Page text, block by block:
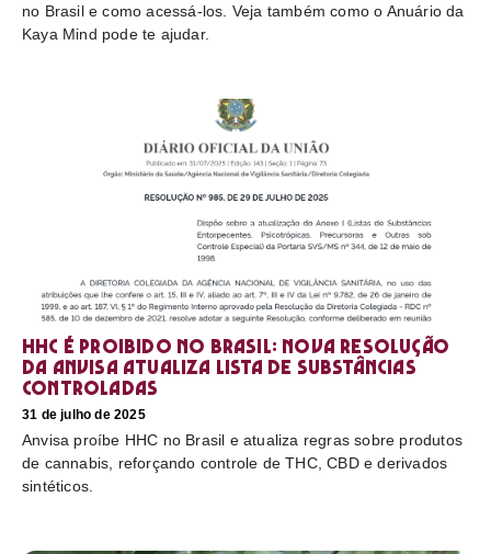
no Brasil e como acessá-los. Veja também como o Anuário da
Kaya Mind pode te ajudar.
HHC é proibido no Brasil: nova resolução
da Anvisa atualiza lista de substâncias
controladas
31 de julho de 2025
Anvisa proíbe HHC no Brasil e atualiza regras sobre produtos
de cannabis, reforçando controle de THC, CBD e derivados
sintéticos.